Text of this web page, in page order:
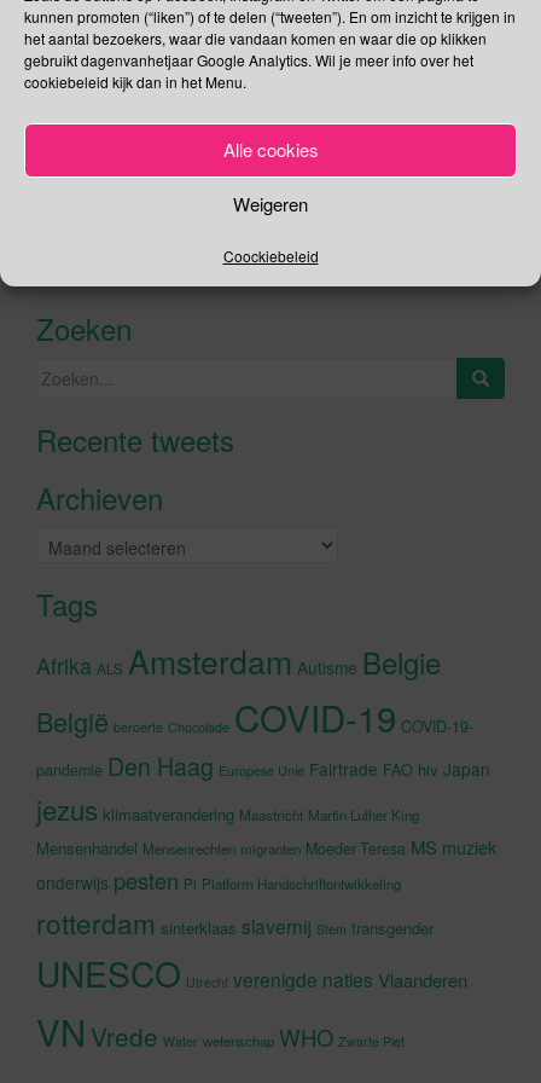
kunnen promoten (“liken”) of te delen (“tweeten”). En om inzicht te krijgen in
het aantal bezoekers, waar die vandaan komen en waar die op klikken
gebruikt dagenvanhetjaar Google Analytics. Wil je meer info over het
cookiebeleid kijk dan in het Menu.
Alle cookies
Weigeren
Coockiebeleid
Lees verder
Je kunt me volgen op
Zoeken
Zoeken
Recente tweetsKlik om marketing cookies te
Archieven
Archieven
Tags
Afrika ALS Amsterdam Autisme Belgie
België beroerte Chocolade COVID-19 COVID-19-
pandemie Den Haag Europese Unie Fairtrade FAO hiv Japan
jezus klimaatverandering Maastricht Martin Luther King
Mensenhandel Mensenrechten migranten Moeder Teresa MS muziek
onderwijs pesten Pi Platform Handschriftontwikkeling
rotterdam sinterklaas slavernij Stem transgender
UNESCO Utrecht verenigde naties Vlaanderen
VN Vrede Water wetenschap WHO Zwarte Piet